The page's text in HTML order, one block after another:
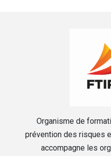
Organisme de
prévention des risques
accompagne les